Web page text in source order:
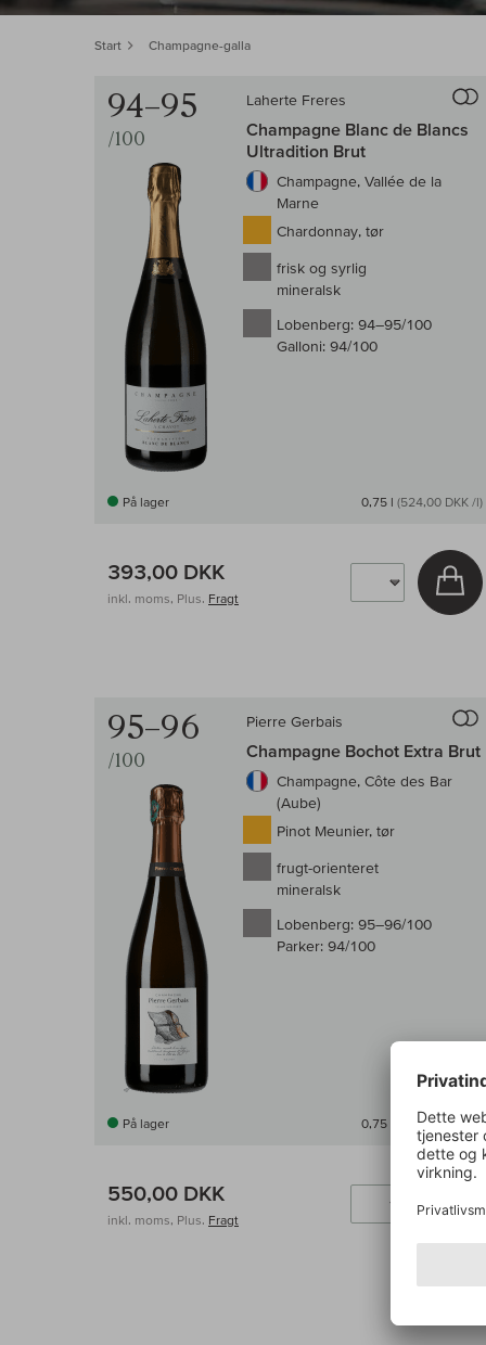
Start Champagne-galla
94–95
/100
Laherte Freres
Til
Champagne Blanc de Blancs
Ultradition Brut
Champagne, Vallée de la
Marne
Chardonnay, tør
frisk og syrlig
mineralsk
Lobenberg: 94–95/100
Galloni: 94/100
På lager 0,75 l (524,00 DKK /l)
393,00 DKK
inkl. moms, Plus. Fragt
95–96
/100
Pierre Gerbais
Til
Champagne Bochot Extra Brut
Champagne, Côte des Bar
(Aube)
Pinot Meunier, tør
frugt-orienteret
mineralsk
Lobenberg: 95–96/100
Parker: 94/100
På lager 0,75 l (733,33 DKK /l)
550,00 DKK
inkl. moms, Plus. Fragt